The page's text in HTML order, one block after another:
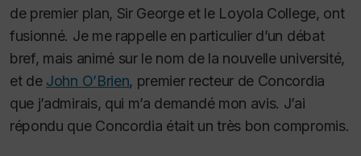
de premier plan, Sir George et le Loyola College, ont
fusionné. Je me rappelle en particulier d’un débat
bref, mais animé sur le nom de la nouvelle université,
et de John O’Brien, premier recteur de Concordia
que j’admirais, qui m’a demandé mon avis. J’ai
répondu que Concordia était un très bon compromis.